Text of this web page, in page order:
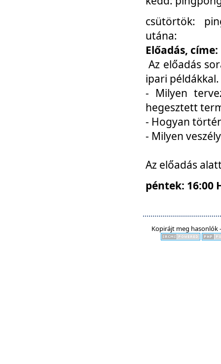
csütörtök:
utána:
Előadás,
Az előadás
ipari
- Milyen
hegesztett
- Hogyan
- Milyen
Az előadás
péntek: 16:00
Kopirájt meg hasonlók